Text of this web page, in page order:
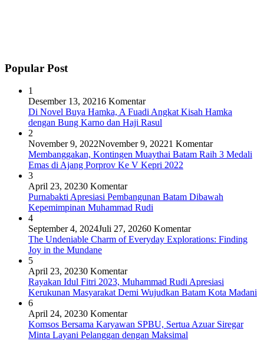
Popular Post
1
Desember 13, 20216 Komentar
Di Novel Buya Hamka, A Fuadi Angkat Kisah Hamka
dengan Bung Karno dan Haji Rasul
2
November 9, 2022November 9, 20221 Komentar
Membanggakan, Kontingen Muaythai Batam Raih 3 Medali
Emas di Ajang Porprov Ke V Kepri 2022
3
April 23, 20230 Komentar
Purnabakti Apresiasi Pembangunan Batam Dibawah
Kepemimpinan Muhammad Rudi
4
September 4, 2024Juli 27, 20260 Komentar
The Undeniable Charm of Everyday Explorations: Finding
Joy in the Mundane
5
April 23, 20230 Komentar
Rayakan Idul Fitri 2023, Muhammad Rudi Apresiasi
Kerukunan Masyarakat Demi Wujudkan Batam Kota Madani
6
April 24, 20230 Komentar
Komsos Bersama Karyawan SPBU, Sertua Azuar Siregar
Minta Layani Pelanggan dengan Maksimal